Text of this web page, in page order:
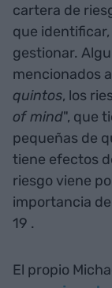
cartera de
que
gestionar.
mencionados
quintos, los
of mind", que
pequeñas de
tiene efectos
riesgo viene
importancia
19 .
El propio